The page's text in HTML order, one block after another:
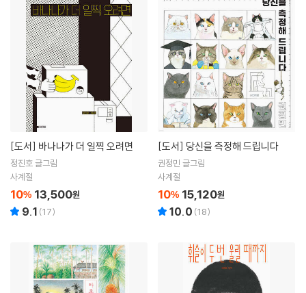
[도서] 바나나가 더 일찍 오려면
정진호 글그림
사계절
10% 13,500원
9.1 (17)
[도서] 당신을 측정해 드립니다
권정민 글그림
사계절
10% 15,120원
10.0 (18)